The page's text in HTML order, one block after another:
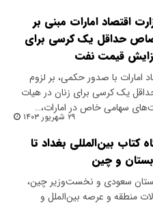
اقتصاد امارات مبنی بر
حداقل یک کرسی برای
قیمت نفت
امارات با صدور حکمی، بر لزوم
یک کرسی برای زنان در هیات
سهامی خاص در امارات،…
۲۹ شهریور ۱۴۰۳
کتاب بین‌المللی بغداد تا
و چین
سعودی و نخست‌وزیر چین،
منطقه و عرصه بین‌الملل و